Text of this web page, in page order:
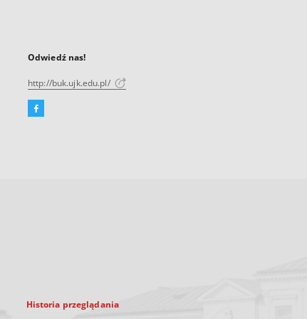
Odwiedź nas!
http://buk.ujk.edu.pl/
Facebook
Historia przeglądania